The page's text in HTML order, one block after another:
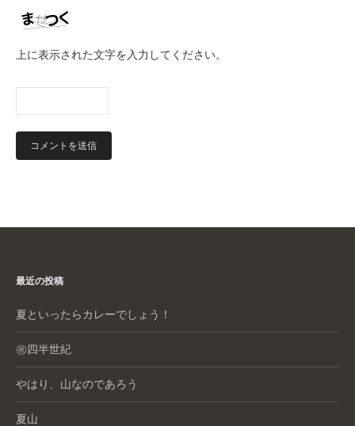
上に表示された文字を入力してください。
最近の投稿
夏といったらカレーでしょう！
㊗️四半世紀
やはり、山なのであろう
夏山